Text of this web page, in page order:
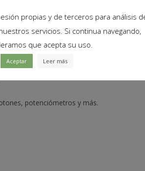
potenciómetros y más.
propias y de terceros para análisis
servicios. Si continua navegando,
que acepta su uso.
Aceptar Leer más